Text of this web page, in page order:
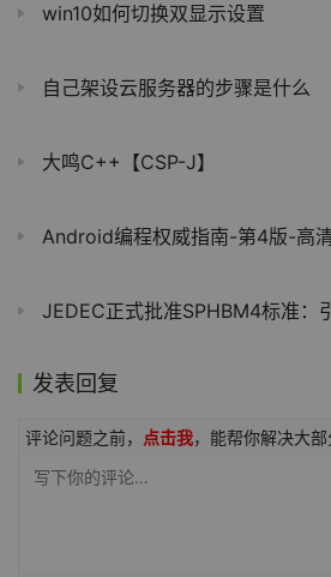
win10如何切换双显示设置
自己架设云服务器的步骤是什么
大鸣C++【CSP-J】
Android编程权威指南-第4版-高
JEDEC正式批准SPHBM4标准：引脚数降
发表回复
评论问题之前， 点击我，能帮你解决大